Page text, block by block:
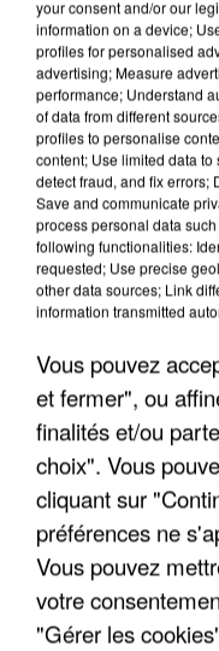
APRÈS TOUTES
your consent and/or our
information on a device;
profiles for personalised
advertising; Measure
performance; Understand
of data from different
profiles to personalise
content; Use limited data
detect fraud, and fix errors;
Save and communicate
process personal data
following functionalities:
requested; Use precise
other data sources; Link
information transmitted
Vous pouvez
et fermer", ou
finalités et/ou
choix". Vous
cliquant sur
préférences ne
Vous pouvez
votre
"Gérer les